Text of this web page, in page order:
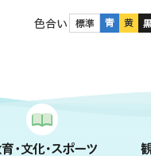
色合い